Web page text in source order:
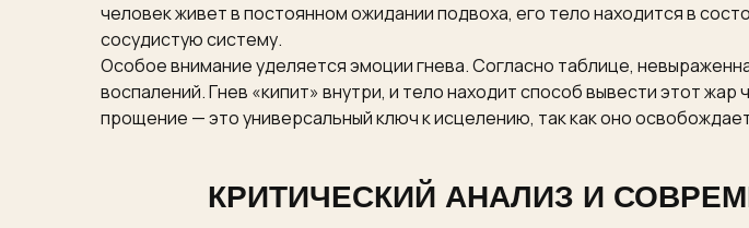
человек живет в постоянном ожидании подвоха, его тело находится в
сосудистую систему.
Особое внимание уделяется эмоции гнева. Согласно таблице,
воспалений. Гнев «кипит» внутри, и тело находит способ вывести этот
прощение — это универсальный ключ к исцелению, так как оно
КРИТИЧЕСКИЙ АНАЛИЗ И